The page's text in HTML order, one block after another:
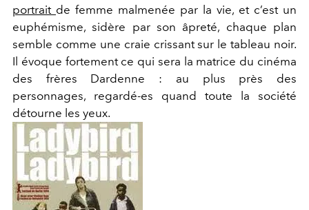
portrait de femme malmenée par la vie, et c’est un
euphémisme, sidère par son âpreté, chaque plan
semble comme une craie crissant sur le tableau noir.
Il évoque fortement ce qui sera la matrice du cinéma
des frères Dardenne : au plus près des
personnages, regardé-es quand toute la société
détourne les yeux.